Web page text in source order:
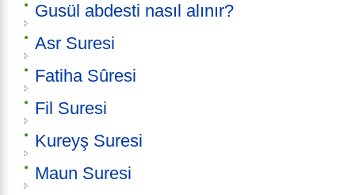
Gusül abdesti nasıl alınır?
Asr Suresi
Fatiha Sûresi
Fil Suresi
Kureyş Suresi
Maun Suresi